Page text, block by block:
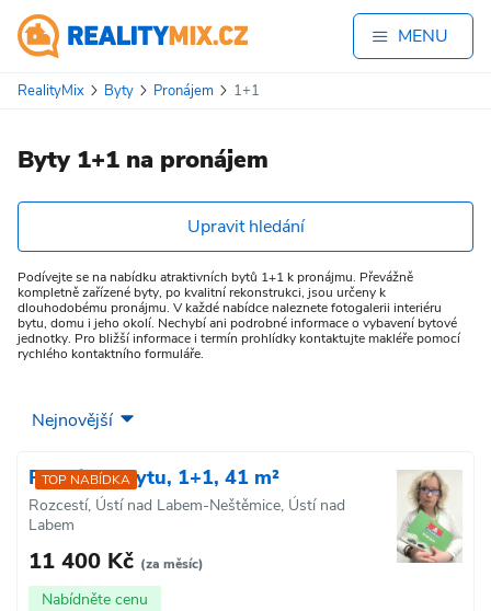
MENU
RealityMix Byty Pronájem 1+1
Byty 1+1 na pronájem
Upravit hledání
Podívejte se na nabídku atraktivních bytů 1+1 k pronájmu. Převážně
kompletně zařízené byty, po kvalitní rekonstrukci, jsou určeny k
dlouhodobému pronájmu. V každé nabídce naleznete fotogalerii interiéru
bytu, domu i jeho okolí. Nechybí ani podrobné informace o vybavení bytové
jednotky. Pro bližší informace i termín prohlídky kontaktujte makléře pomocí
rychlého kontaktního formuláře.
TOP NABÍDKA
Pronájem bytu, 1+1, 41 m²
Rozcestí, Ústí nad Labem-Neštěmice, Ústí nad
Labem
11 400 Kč (za měsíc)
Nabídněte cenu